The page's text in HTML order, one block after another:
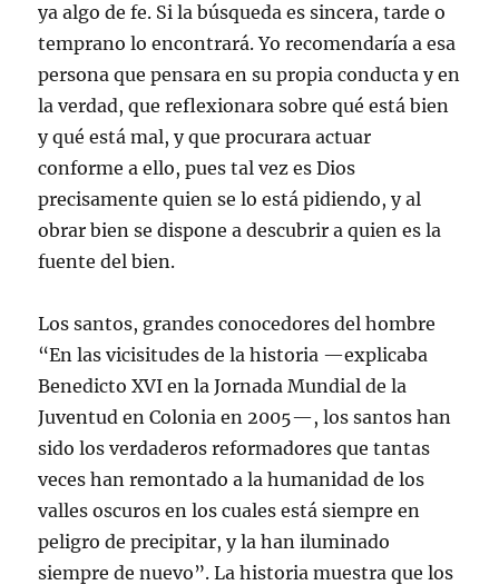
ya algo de fe. Si la búsqueda es sincera, tarde o
temprano lo encontrará. Yo recomendaría a esa
persona que pensara en su propia conducta y en
la verdad, que reflexionara sobre qué está bien
y qué está mal, y que procurara actuar
conforme a ello, pues tal vez es Dios
precisamente quien se lo está pidiendo, y al
obrar bien se dispone a descubrir a quien es la
fuente del bien.
Los santos, grandes conocedores del hombre
“En las vicisitudes de la historia —explicaba
Benedicto XVI en la Jornada Mundial de la
Juventud en Colonia en 2005—, los santos han
sido los verdaderos reformadores que tantas
veces han remontado a la humanidad de los
valles oscuros en los cuales está siempre en
peligro de precipitar, y la han iluminado
siempre de nuevo”. La historia muestra que los